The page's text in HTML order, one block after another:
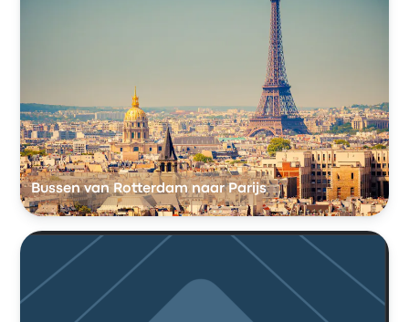
Bussen van Rotterdam naar Parijs